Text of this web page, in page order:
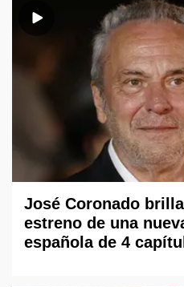
José Coronado
estreno de una
española de 4